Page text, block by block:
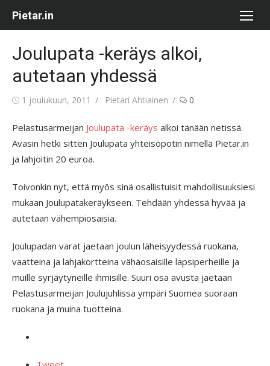
Pietar.in
Joulupata -keräys alkoi,
autetaan yhdessä
Posted
1 joulukuun, 2011 Author
Pietari Ahtiainen 0
Pelastusarmeijan Joulupata -keräys alkoi tänään netissä.
Avasin hetki sitten Joulupata yhteisöpotin nimellä Pietar.in
ja lahjoitin 20 euroa.
Toivonkin nyt, että myös sinä osallistuisit mahdollisuuksiesi
mukaan Joulupatakeräykseen. Tehdään yhdessä hyvää ja
autetaan vähempiosaisia.
Joulupadan varat jaetaan joulun läheisyydessä ruokana,
vaatteina ja lahjakortteina vähäosaisille lapsiperheille ja
muille syrjäytyneille ihmisille. Suuri osa avusta jaetaan
Pelastusarmeijan Joulujuhlissa ympäri Suomea suoraan
ruokana ja muina tuotteina.